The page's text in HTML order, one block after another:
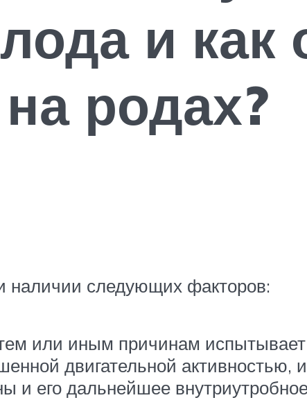
и как
родах?
наличии следующих факторов:
или иным причинам
двигательной
и его дальнейшее